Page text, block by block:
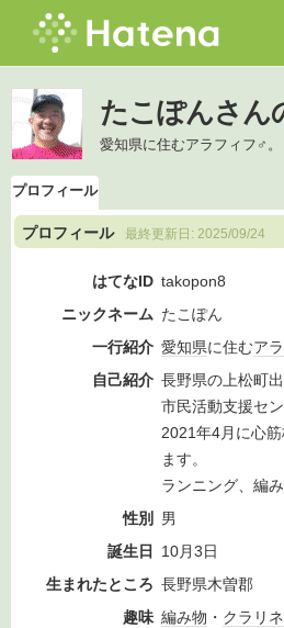
たこぽんさん
愛知県に住むアラフィフ♂。
プロフィール
プロフィール 最終更新日: 2025/09/24
はてなID takopon8
ニックネーム たこぽん
一行紹介 愛知県に住むア
自己紹介 長野県の上松町
市民活動支援セ
2021年4月に心
ます。
ランニング、編
性別
男
誕生日
10月3日
生まれたところ 長野県木曽郡
趣味 編み物 ・ クラリ